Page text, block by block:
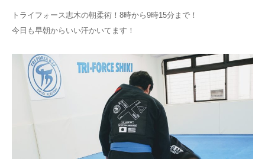
トライフォース志木の朝柔術！8時から9時15分まで！
今日も早朝からいい汗かいてます！